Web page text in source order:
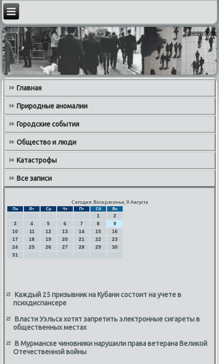
Главная
Природные аномалии
Городские события
Общество и люди
Катастрофы
Все записи
Сегодня: Воскресенье, 9 Августа
Пн Вт Ср Чт Пт Сб Вс
1
2
3
4 5 6 7 8
9
10
11 12 13 14 15
16
17
18 19 20 21 22
23
24
25 26 27 28 29
30
31
Каждый 25 призывник на Кубани состоит на учете в
психдиспансере
Власти Уэльса хотят запретить электронные сигареты в
общественных местах
В Мурманске чиновники нарушили права ветерана Великой
Отечественной войны